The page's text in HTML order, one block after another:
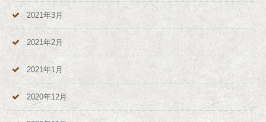
2021年3月
2021年2月
2021年1月
2020年12月